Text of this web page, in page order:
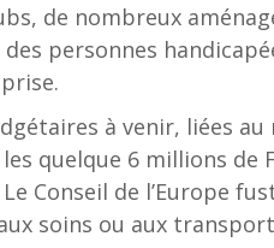
de nombreux
personnes
à venir, liées
quelque 6 millions de
Conseil de l’Europe
soins ou aux